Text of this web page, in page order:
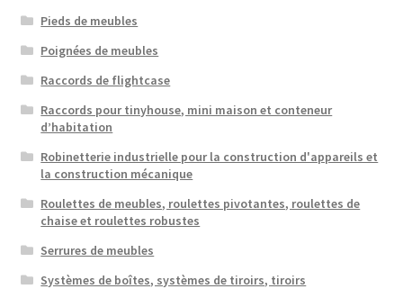
Pieds de meubles
Poignées de meubles
Raccords de flightcase
Raccords pour tinyhouse, mini maison et conteneur
d’habitation
Robinetterie industrielle pour la construction d'appareils et
la construction mécanique
Roulettes de meubles, roulettes pivotantes, roulettes de
chaise et roulettes robustes
Serrures de meubles
Systèmes de boîtes, systèmes de tiroirs, tiroirs